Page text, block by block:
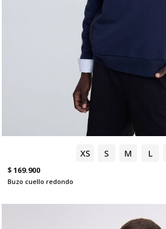
XS S M L
$ 169.900
Buzo cuello redondo